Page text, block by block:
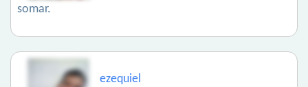
somar.
ezequiel